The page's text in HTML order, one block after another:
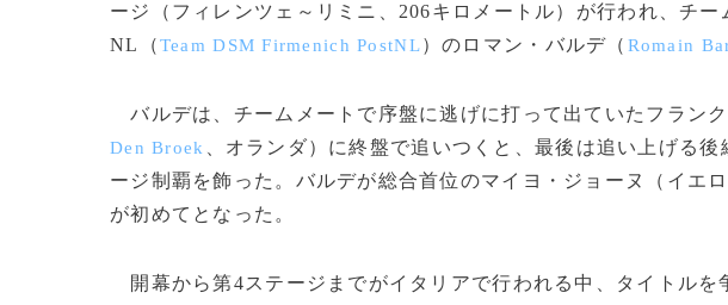
ージ（フィレンツェ～リミニ、206キロメートル）が行われ、チ
NL（Team DSM Firmenich PostNL）のロマン・バルデ（ Romain
バルデは、チームメートで序盤に逃げに打って出ていたフラン
Den Broek
、オランダ）に終盤で追いつくと、最後は追い上げる
ージ制覇を飾った。バルデが総合首位のマイヨ・ジョーヌ（イエ
が初めてとなった。
開幕から第4ステージまでがイタリアで行われる中、タイトルを